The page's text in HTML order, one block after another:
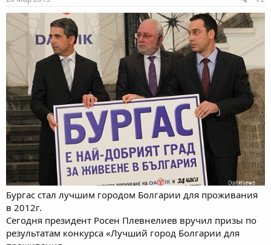
Бургас стал лучшим городом Болгарии для проживания
в 2012г.
Сегодня президент Росен Плевнелиев вручил призы по
результатам конкурса «Лучший город Болгарии для